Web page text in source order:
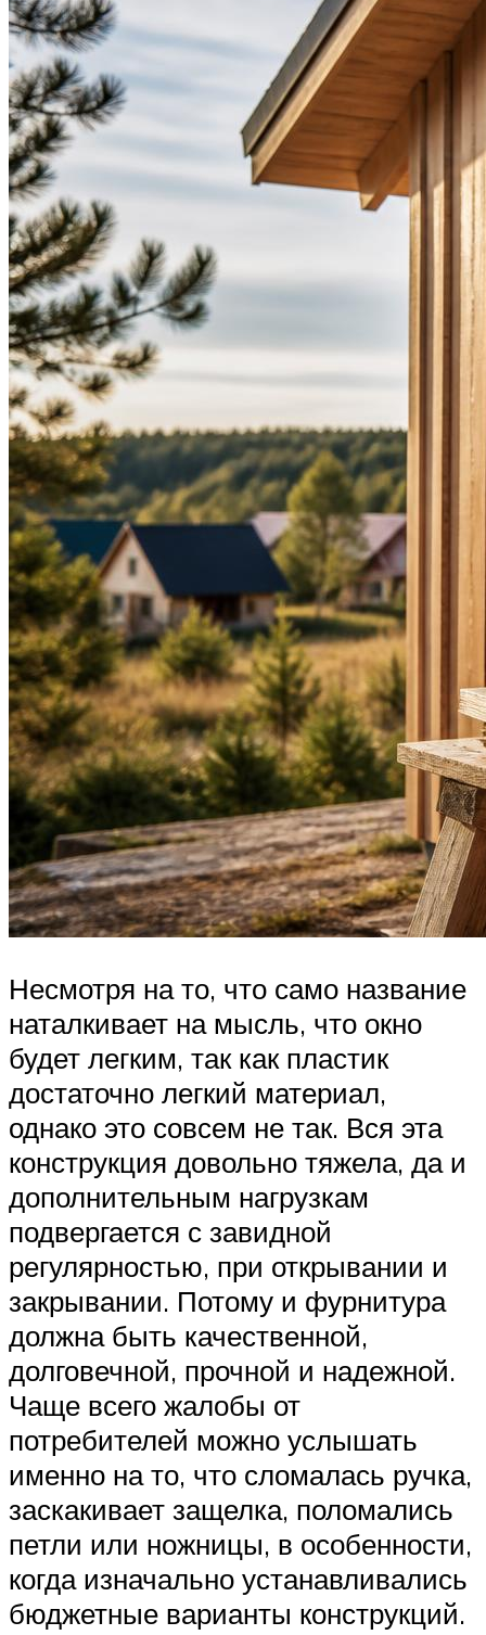
Несмотря на то, что само название
наталкивает на мысль, что окно
будет легким, так как пластик
достаточно легкий материал,
однако это совсем не так. Вся эта
конструкция довольно тяжела, да и
дополнительным нагрузкам
подвергается с завидной
регулярностью, при открывании и
закрывании. Потому и фурнитура
должна быть качественной,
долговечной, прочной и надежной.
Чаще всего жалобы от
потребителей можно услышать
именно на то, что сломалась ручка,
заскакивает защелка, поломались
петли или ножницы, в особенности,
когда изначально устанавливались
бюджетные варианты конструкций.